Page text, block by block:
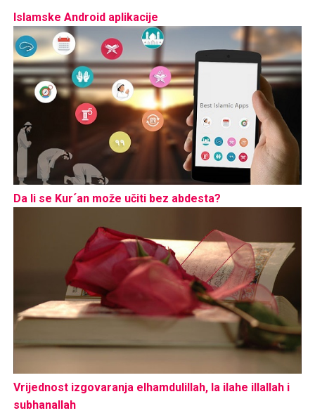
Islamske Android aplikacije
Da li se Kur´an može učiti bez abdesta?
Vrijednost izgovaranja elhamdulillah, la ilahe illallah i
subhanallah